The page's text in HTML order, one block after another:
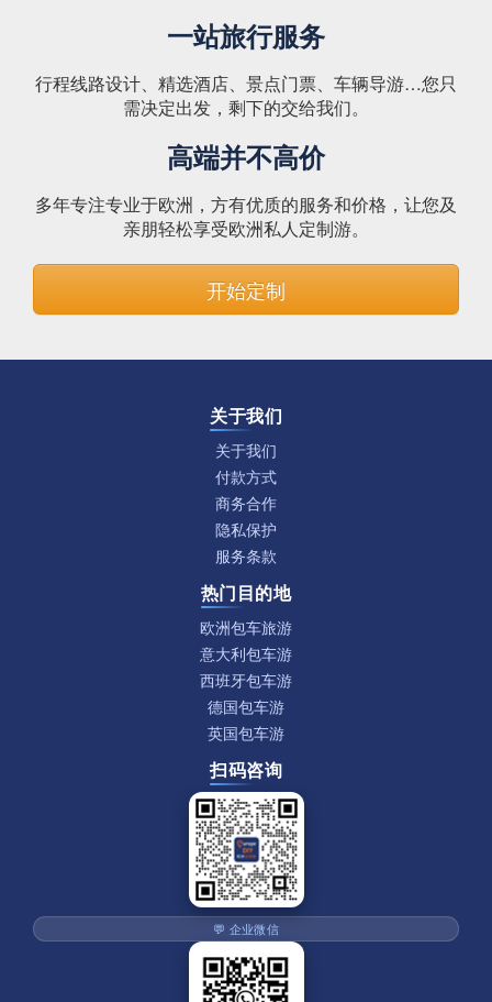
一站旅行服务
行程线路设计、精选酒店、景点门票、车辆导游…您只
需决定出发，剩下的交给我们。
高端并不高价
多年专注专业于欧洲，方有优质的服务和价格，让您及
亲朋轻松享受欧洲私人定制游。
开始定制
关于我们
关于我们
付款方式
商务合作
隐私保护
服务条款
热门目的地
欧洲包车旅游
意大利包车游
西班牙包车游
德国包车游
英国包车游
扫码咨询
💬 企业微信